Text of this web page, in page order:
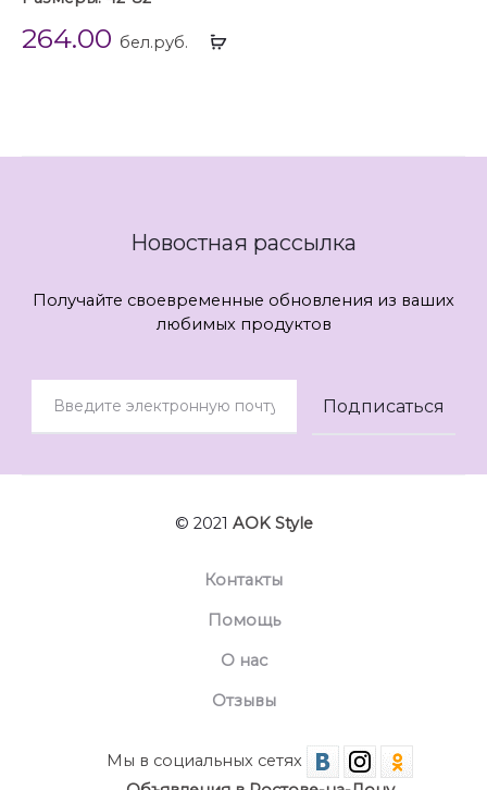
Выбрать
264.00 бел.руб.
Новостная рассылка
Получайте своевременные обновления из ваших
любимых продуктов
© 2021 AOK Style
Контакты
Помощь
О нас
Отзывы
Мы в социальных сетях